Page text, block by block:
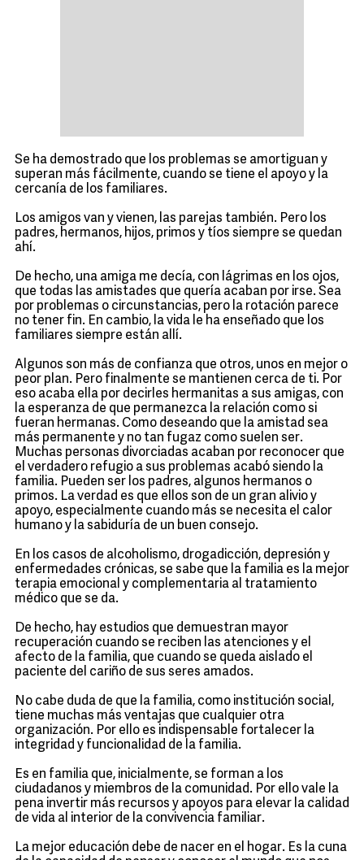
Se ha demostrado que los problemas se amortiguan y
superan más fácilmente, cuando se tiene el apoyo y la
cercanía de los familiares.
Los amigos van y vienen, las parejas también. Pero los
padres, hermanos, hijos, primos y tíos siempre se quedan
ahí.
De hecho, una amiga me decía, con lágrimas en los ojos,
que todas las amistades que quería acaban por irse. Sea
por problemas o circunstancias, pero la rotación parece
no tener fin. En cambio, la vida le ha enseñado que los
familiares siempre están allí.
Algunos son más de confianza que otros, unos en mejor o
peor plan. Pero finalmente se mantienen cerca de ti. Por
eso acaba ella por decirles hermanitas a sus amigas, con
la esperanza de que permanezca la relación como si
fueran hermanas. Como deseando que la amistad sea
más permanente y no tan fugaz como suelen ser.
Muchas personas divorciadas acaban por reconocer que
el verdadero refugio a sus problemas acabó siendo la
familia. Pueden ser los padres, algunos hermanos o
primos. La verdad es que ellos son de un gran alivio y
apoyo, especialmente cuando más se necesita el calor
humano y la sabiduría de un buen consejo.
En los casos de alcoholismo, drogadicción, depresión y
enfermedades crónicas, se sabe que la familia es la mejor
terapia emocional y complementaria al tratamiento
médico que se da.
De hecho, hay estudios que demuestran mayor
recuperación cuando se reciben las atenciones y el
afecto de la familia, que cuando se queda aislado el
paciente del cariño de sus seres amados.
No cabe duda de que la familia, como institución social,
tiene muchas más ventajas que cualquier otra
organización. Por ello es indispensable fortalecer la
integridad y funcionalidad de la familia.
Es en familia que, inicialmente, se forman a los
ciudadanos y miembros de la comunidad. Por ello vale la
pena invertir más recursos y apoyos para elevar la calidad
de vida al interior de la convivencia familiar.
La mejor educación debe de nacer en el hogar. Es la cuna